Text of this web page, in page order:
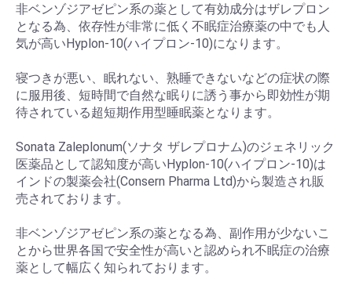
非ベンゾジアゼピン系の薬として有効成分はザレプロン
となる為、依存性が非常に低く不眠症治療薬の中でも人
気が高いHyplon-10(ハイプロン-10)になります。
寝つきが悪い、眠れない、熟睡できないなどの症状の際
に服用後、短時間で自然な眠りに誘う事から即効性が期
待されている超短期作用型睡眠薬となります。
Sonata Zaleplonum(ソナタ ザレプロナム)のジェネリック
医薬品として認知度が高いHyplon-10(ハイプロン-10)は
インドの製薬会社(Consern Pharma Ltd)から製造され販
売されております。
非ベンゾジアゼピン系の薬となる為、副作用が少ないこ
とから世界各国で安全性が高いと認められ不眠症の治療
薬として幅広く知られております。